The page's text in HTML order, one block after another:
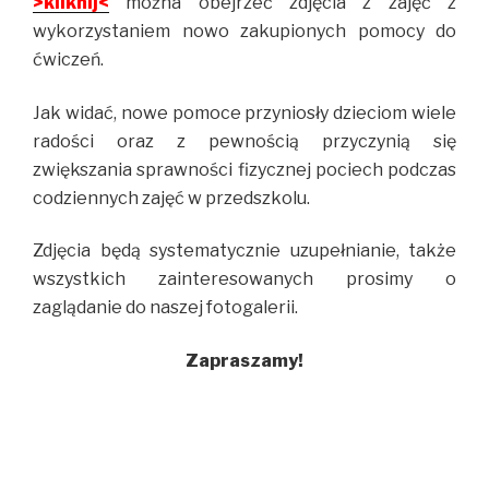
wykorzystaniem nowo zakupionych pomocy do
ćwiczeń.
Jak widać, nowe pomoce przyniosły dzieciom wiele
radości oraz z pewnością przyczynią się
zwiększania sprawności fizycznej pociech podczas
codziennych zajęć w przedszkolu.
Zdjęcia będą systematycznie uzupełnianie, także
wszystkich zainteresowanych prosimy o
zaglądanie do naszej fotogalerii.
Zapraszamy!